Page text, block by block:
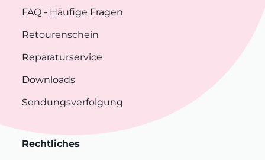
FAQ - Häufige Fragen
Retourenschein
Reparaturservice
Downloads
Sendungsverfolgung
Rechtliches